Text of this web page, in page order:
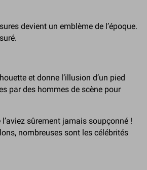
devient un emblème de l’époque.
et donne l’illusion d’un pied
par des hommes de scène pour
sûrement jamais soupçonné !
nombreuses sont les célébrités